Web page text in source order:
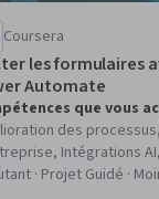
Coursera
les formulaires
Automate
que vous
des
Intégrations
de
· Projet Guidé ·